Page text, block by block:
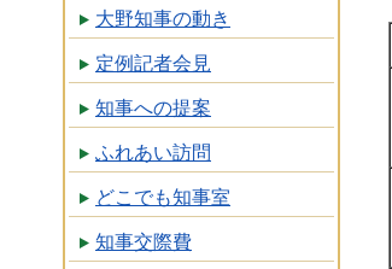
大野知事の動き
定例記者会見
知事への提案
ふれあい訪問
どこでも知事室
知事交際費